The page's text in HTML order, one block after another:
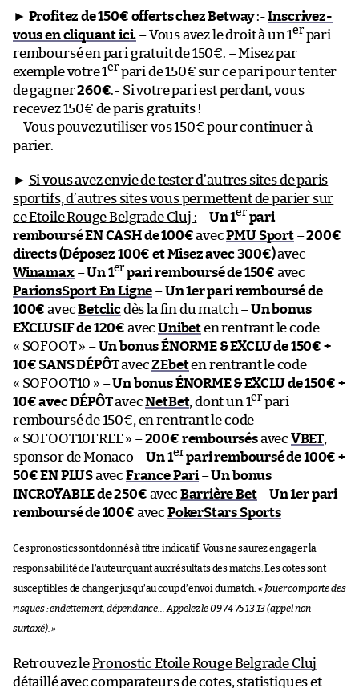
► Profitez de 150€ offerts chez Betway:-Inscrivez-
vous en cliquant ici. – Vous avez le droit à un 1er pari
remboursé en pari gratuit de 150€. – Misez par
exemple votre 1er pari de 150€ sur ce pari pour tenter
de gagner260€.- Si votre pari est perdant, vous
recevez 150€ de paris gratuits !
– Vous pouvez utiliser vos 150€ pour continuer à
parier.
► Si vous avez envie de tester d’autres sites de paris
sportifs, d’autres sites vous permettent de parier sur
ce Etoile Rouge Belgrade Cluj : –Un 1er pari
remboursé EN CASH de 100€avecPMU Sport–200€
directs (Déposez 100€ et Misez avec 300€)avec
Winamax–Un 1er pari remboursé de 150€ avec
ParionsSport En Ligne –Un 1er pari remboursé de
100€ avecBetclicdès la fin du match –Un bonus
EXCLUSIF de 120€ avecUnibeten rentrant le code
« SOFOOT » –Un bonus ÉNORME & EXCLU de 150€ +
10€ SANS DÉPÔTavecZEbeten rentrant le code
« SOFOOT10 » –Un bonus ÉNORME & EXCLU de 150€ +
10€ avec DÉPÔTavecNetBet, dont un 1er pari
remboursé de 150€, en rentrant le code
« SOFOOT10FREE » –200€ remboursésavec VBET,
sponsor de Monaco –Un 1erpari remboursé de 100€ +
50€ EN PLUSavec France Pari–Un bonus
INCROYABLE de 250€ avec Barrière Bet–Un 1er pari
remboursé de 100€ avec PokerStars Sports
Ces pronostics sont donnés à titre indicatif. Vous ne saurez engager la
responsabilité de l’auteur quant aux résultats des matchs. Les cotes sont
susceptibles de changer jusqu’au coup d’envoi du match. « Jouer comporte des
risques : endettement, dépendance… Appelez le 09 74 75 13 13 (appel non
surtaxé). »
Retrouvez lePronostic Etoile Rouge Belgrade Cluj
détaillé avec comparateurs de cotes, statistiques et